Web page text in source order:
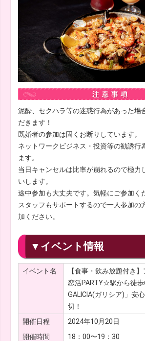
泥酔、セクハラ等の迷惑行為があった場
だきます！
既婚者の参加は固くお断りしています。
ネットワークビジネス・投資等の勧誘行
ます。
当日キャンセルは比率が崩れるので極力
いします。
途中参加も大丈夫です。気軽にご参加く
スタッフもサポートするので一人参加の
加ください。
▼イベント情報
イベント名
【食事・飲み放題付き
恋活PARTY☆駅から徒
GALICIA(ガリシア)」安
切！
開催日程
2024年10月20日
開催時間
18：00〜19：30